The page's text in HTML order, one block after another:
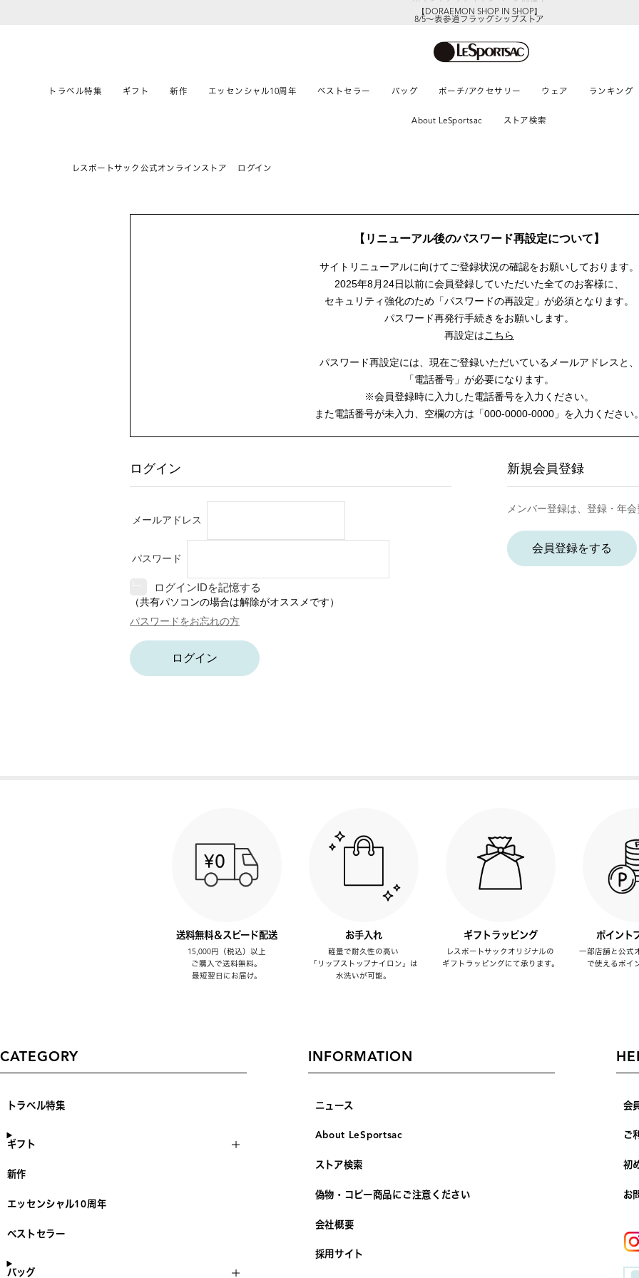
【DORAEMON SHOP IN SHOP】
8/5～表参道フラッグシップストア
トラベル特集 ギフト 新作 エッセンシャル10周年 ベストセラー バッグ ポーチ/アクセサリー ウェア ランキング
About LeSportsac ストア検索
レスポートサック公式オンラインストア ログイン
【リニューアル後のパスワード再設定について】
サイトリニューアルに向けてご登録状況の確認をお願いしております。
2025年8月24日以前に会員登録していただいた全てのお客様に、
セキュリティ強化のため「パスワードの再設定」が必須となります。
パスワード再発行手続きをお願いします。
再設定はこちら
パスワード再設定には、 現在ご登録いただいているメールアドレスと、
「電話番号」が必要になります。
※会員登録時に入力した電話番号を入力ください。
また電話番号が未入力、空欄の方は 「000-0000-0000」を入力ください。
ログイン
メールアドレス
パスワード
ログインIDを記憶する
（共有パソコンの場合は解除がオススメです）
パスワードをお忘れの方
ログイン
新規会員登録
メンバー登録は、登録・年会
会員登録をする
送料無料＆スピード配送
15,000円（税込）以上
ご購入で送料無料。
最短翌日にお届け。
お手入れ
軽量で耐久性の高い
「リップストップナイロン」は
水洗いが可能。
ギフトラッピング
レスポートサックオリジナルの
ギフトラッピングにて承ります。
ポイント
一部店舗と公式
で使えるポイ
CATEGORY
トラベル特集
ギフト
新作
エッセンシャル10周年
ベストセラー
バッグ
INFORMATION
ニュース
About LeSportsac
ストア検索
偽物・コピー商品にご注意ください
会社概要
採用サイト
会
ご
初
お